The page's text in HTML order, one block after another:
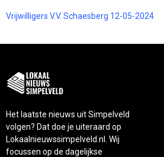
Vrijwilligers V.V. Schaesberg 12-05-2024
Het laatste nieuws uit Simpelveld
volgen? Dat doe je uiteraard op
Lokaalnieuwssimpelveld.nl. Wij
focussen op de dagelijkse